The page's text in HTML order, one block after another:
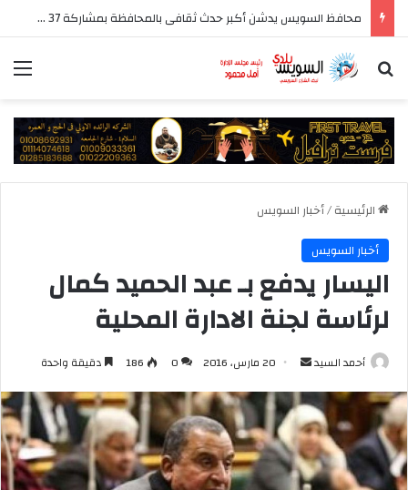
محافظ السويس يدشن أكبر حدث ثقافى بالمحافظة بمشاركة 37 دار نشر مصرية
بحث عن
الرئيسية/أخبار السويس
أخبار السويس
اليسار يدفع بـ عبد الحميد كمال
لرئاسة لجنة الادارة المحلية
أحمد السيد
أرسل
إلكترونيا
20 مارس، 2016 0
186 دقيقة واحدة